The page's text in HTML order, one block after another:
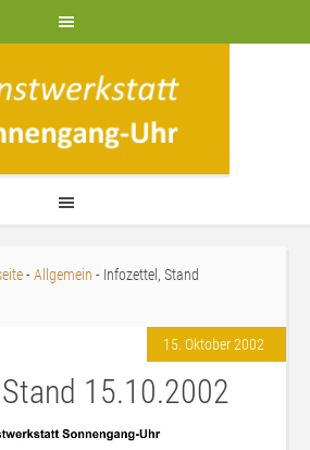
-Allgemein - Infozettel, Stand
15. Oktober 2002
15.10.2002